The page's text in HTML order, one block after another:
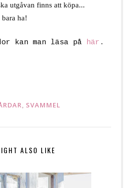
utgåvan finns att köpa...
ha!
kan man läsa på här .
SVAMMEL
ALSO LIKE